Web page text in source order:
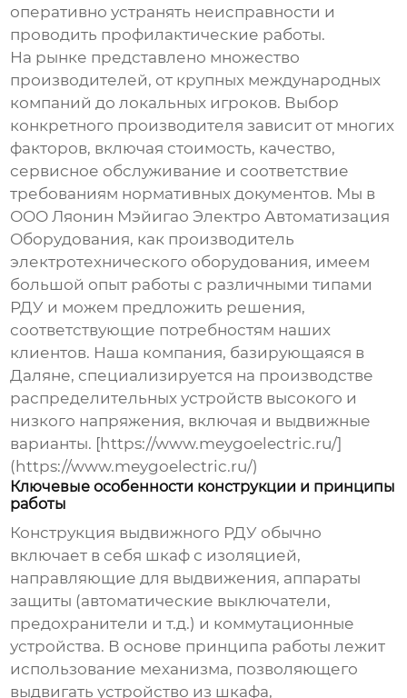
оперативно устранять неисправности и
проводить профилактические работы.
На рынке представлено множество
производителей, от крупных международных
компаний до локальных игроков. Выбор
конкретного производителя зависит от многих
факторов, включая стоимость, качество,
сервисное обслуживание и соответствие
требованиям нормативных документов. Мы в
ООО Ляонин Мэйигао Электро Автоматизация
Оборудования, как производитель
электротехнического оборудования, имеем
большой опыт работы с различными типами
РДУ и можем предложить решения,
соответствующие потребностям наших
клиентов. Наша компания, базирующаяся в
Даляне, специализируется на производстве
распределительных устройств высокого и
низкого напряжения, включая и выдвижные
варианты. [https://www.meygoelectric.ru/]
(https://www.meygoelectric.ru/)
Ключевые особенности конструкции и принципы
работы
Конструкция выдвижного РДУ обычно
включает в себя шкаф с изоляцией,
направляющие для выдвижения, аппараты
защиты (автоматические выключатели,
предохранители и т.д.) и коммутационные
устройства. В основе принципа работы лежит
использование механизма, позволяющего
выдвигать устройство из шкафа,